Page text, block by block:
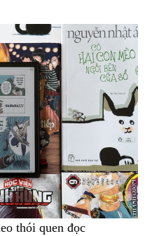
thói quen đọc